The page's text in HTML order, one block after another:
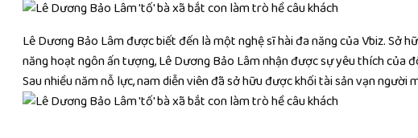
Lê Dương Bảo Lâm được biết đến là một nghệ sĩ hài đa năng của Vbiz. Sở
năng hoạt ngôn ấn tượng, Lê Dương Bảo Lâm nhận được sự yêu thích của
Sau nhiều năm nỗ lực, nam diễn viên đã sở hữu được khối tài sản vạn người